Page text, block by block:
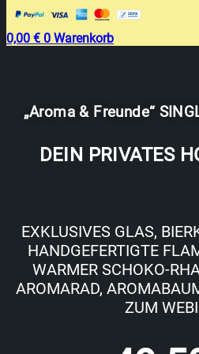
0,00 € 0 Warenkorb
„Aroma & Freunde“
DEIN PRIVATES
EXKLUSIVES GLAS,
ANDGEFERTIGTE
ARMER SCHOKO-
AROMARAD,
UM